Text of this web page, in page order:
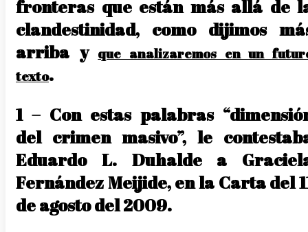
fronteras que están más allá de
clandestinidad, como dijimos
arriba y que analizaremos en un
texto.
1 – Con estas palabras
del crimen masivo”, le
Eduardo L. Duhalde a
Fernández Meijide, en la Carta del
de agosto del 2009.